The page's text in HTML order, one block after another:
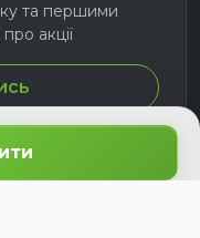
та першими
акції
захищені.